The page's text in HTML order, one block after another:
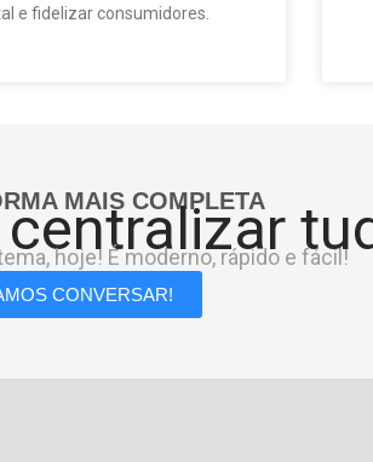
e fidelizar consumidores.
MAIS COMPLETA
hoje! É moderno, rápido e fácil!
CONVERSAR!